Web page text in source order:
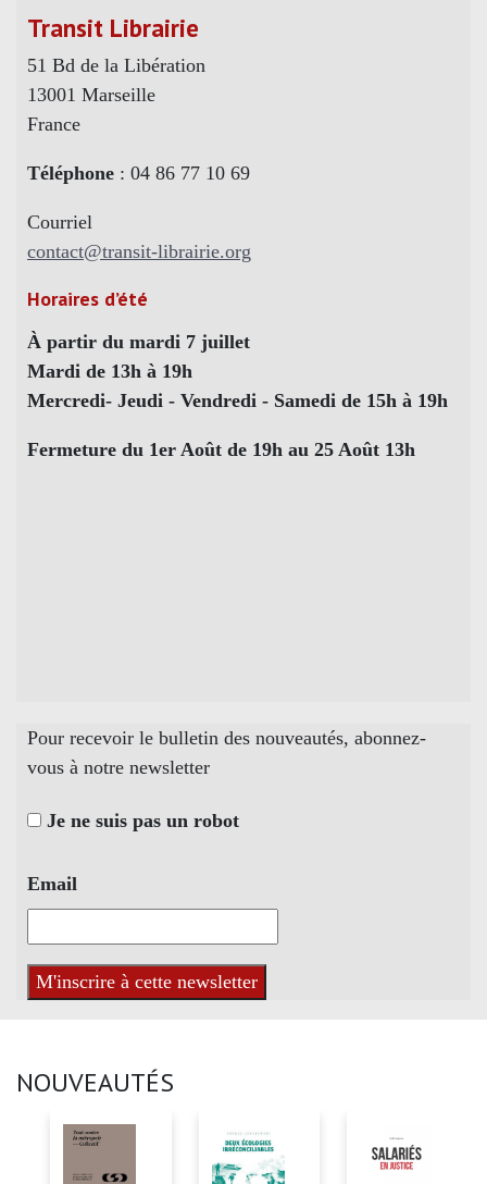
Transit Librairie
51 Bd de la Libération
13001 Marseille
France
Téléphone : 04 86 77 10 69
Courriel
contact@transit-librairie.org
Horaires d’été
À partir du mardi 7 juillet
Mardi de 13h à 19h
Mercredi- Jeudi - Vendredi - Samedi de 15h à 19h
Fermeture du 1er Août de 19h au 25 Août 13h
Pour recevoir le bulletin des nouveautés, abonnez-
vous à notre newsletter
Je ne suis pas un robot
Email
NOUVEAUTÉS